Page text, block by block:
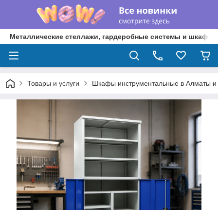
Металлические стеллажи, гардеробные системы и шкафы
Товары и услуги Шкафы инструментальные в Алматы и